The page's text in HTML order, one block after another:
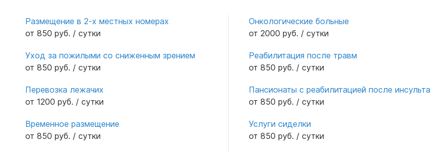
Подгоренский
Подгорное
Россошь
Семилуки
Солнечный
Таловая
Урюпинск
Размещение в 2-х местных номерах
от 850 руб. / сутки
Уход за пожилыми со сниженным зрением
от 850 руб. / сутки
Перевозка лежачих
от 1200 руб. / сутки
Временное размещение
от 850 руб. / сутки
Онкологические больные
от 2000 руб. / сутки
Реабилитация после травм
от 850 руб. / сутки
Пансионаты с реабилитацией после инсульта
от 850 руб. / сутки
Услуги сиделки
от 850 руб. / сутки